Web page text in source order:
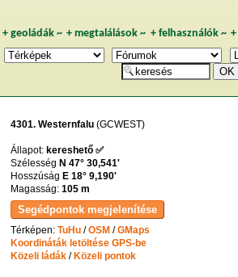
+ geoládák~ +megtalálások ~ + felhasználók~ +
4301. Westernfalu (GCWEST)
Állapot:kereshető ✅
SzélességN 47° 30,541'
HosszúságE 18° 9,190'
Magasság:105 m
Térképen:TuHu /OSM /GMaps
Koordináták letöltése GPS-be
Közeli ládák / Közeli pontok